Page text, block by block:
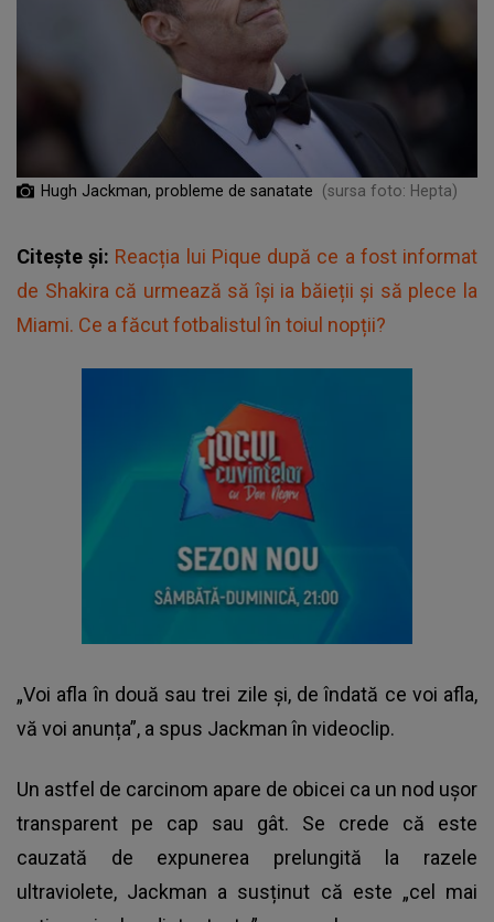
Hugh Jackman, probleme de sanatate (sursa foto: Hepta)
Citește și: Reacția lui Pique după ce a fost informat
de Shakira că urmează să își ia băieții și să plece la
Miami. Ce a făcut fotbalistul în toiul nopții?
„Voi afla în două sau trei zile și, de îndată ce voi afla,
vă voi anunța”, a spus Jackman în videoclip.
Un astfel de carcinom apare de obicei ca un nod ușor
transparent pe cap sau gât. Se crede că este
cauzată de expunerea prelungită la razele
ultraviolete, Jackman a susținut că este „cel mai